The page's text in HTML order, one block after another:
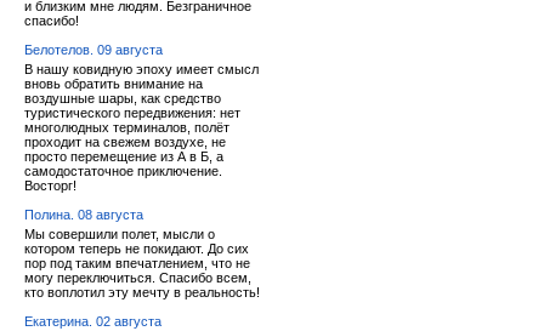
и близким мне людям. Безграничное
спасибо!
Белотелов. 09 августа
В нашу ковидную эпоху имеет смысл
вновь обратить внимание на
воздушные шары, как средство
туристического передвижения: нет
многолюдных терминалов, полёт
проходит на свежем воздухе, не
просто перемещение из А в Б, а
самодостаточное приключение.
Восторг!
Полина. 08 августа
Мы совершили полет, мысли о
котором теперь не покидают. До сих
пор под таким впечатлением, что не
могу переключиться. Спасибо всем,
кто воплотил эту мечту в реальность!
Екатерина. 02 августа